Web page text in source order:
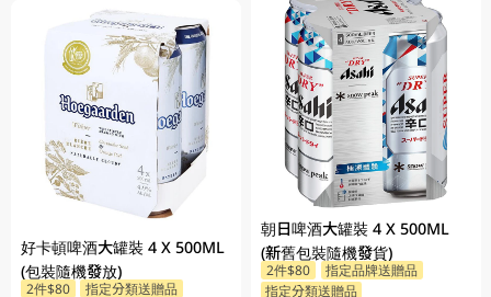
好卡頓啤酒大罐裝 4 X 500ML
(包裝隨機發放)
2件$80 指定分類送贈品
朝日啤酒大罐裝 4 X 500ML
(新舊包裝隨機發貨)
2件$80
指定品牌送贈品
指定分類送贈品